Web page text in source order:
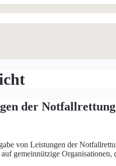
der Notfallrettung
von Leistungen der
gemeinnützige